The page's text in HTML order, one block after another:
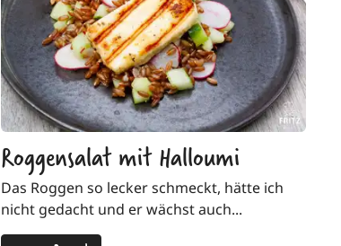
Roggensalat mit Halloumi
Das Roggen so lecker schmeckt, hätte ich
nicht gedacht und er wächst auch...